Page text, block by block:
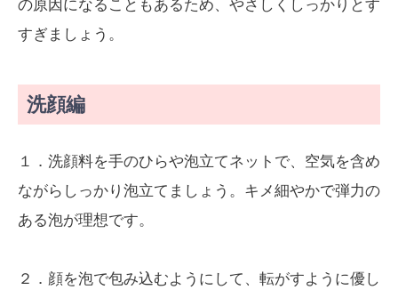
の原因になることもあるため、やさしくしっかりとす
すぎましょう。
洗顔編
１．洗顔料を手のひらや泡立てネットで、空気を含め
ながらしっかり泡立てましょう。キメ細やかで弾力の
ある泡が理想です。
２．顔を泡で包み込むようにして、転がすように優し